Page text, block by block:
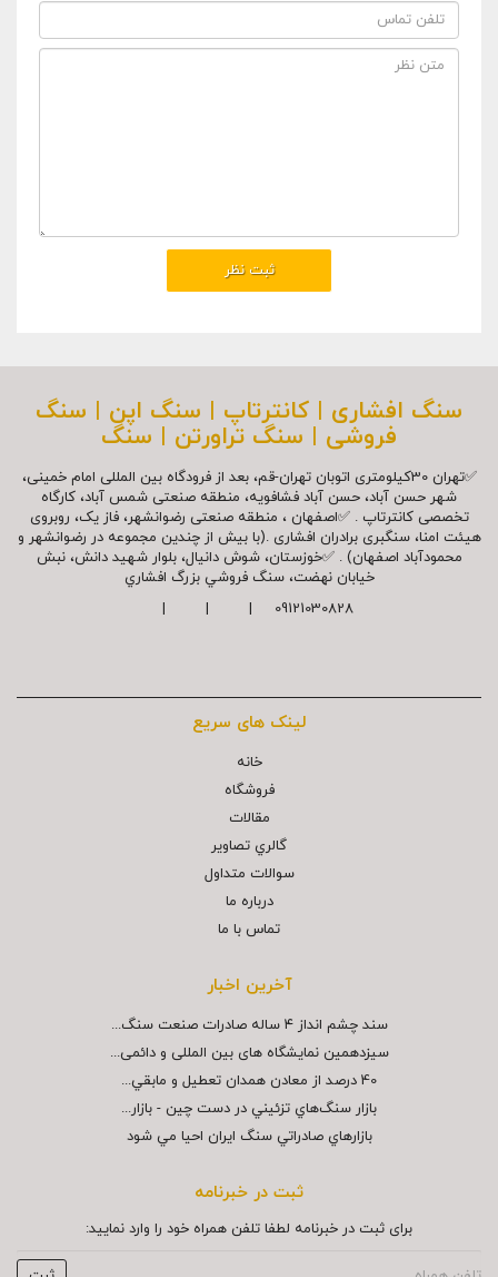
سنگ افشاری | کانترتاپ | سنگ اپن | سنگ
فروشی | سنگ تراورتن | سنگ
✅تهران 30کیلومتری اتوبان تهران-قم، بعد از فرودگاه بین المللی امام خمینی،
شهر حسن آباد، حسن آباد فشافویه، منطقه صنعتی شمس آباد، کارگاه
تخصصی کانترتاپ . ✅اصفهان ، منطقه صنعتی رضوانشهر، فاز یک، روبروی
هیئت امنا، سنگبری برادران افشاری .(با بیش از چندین مجموعه در رضوانشهر و
محمودآباد اصفهان) . ✅خوزستان، شوش دانیال، بلوار شهيد دانش، نبش
خیابان نهضت، سنگ فروشي بزرگ افشاري
09121030828 | | |
لینک های سریع
خانه
فروشگاه
مقالات
گالري تصاوير
سوالات متداول
درباره ما
تماس با ما
آخرین اخبار
سند چشم انداز ۴ ساله صادرات صنعت سنگ...
سیزدهمین نمایشگاه های بین المللی و دائمی...
40 درصد از معادن همدان تعطيل و مابقي...
بازار سنگ‌هاي تزئيني در دست چين - بازار...
بازارهاي صادراتي سنگ ايران احيا مي شود
ثبت در خبرنامه
برای ثبت در خبرنامه لطفا تلفن همراه خود را وارد نمایید: